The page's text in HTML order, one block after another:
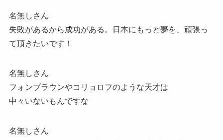
名無しさん
失敗があるから成功がある。日本にもっと夢を、頑張っ
て頂きたいです！
名無しさん
フォンブラウンやコリョロフのような天才は
中々いないもんですな
名無しさん